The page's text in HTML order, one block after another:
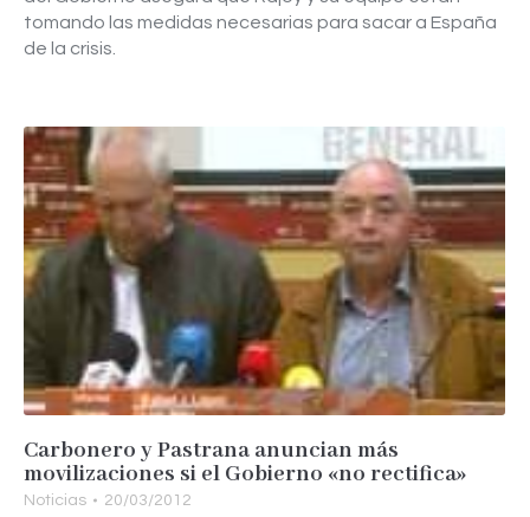
tomando las medidas necesarias para sacar a España
de la crisis.
Carbonero y Pastrana anuncian más
movilizaciones si el Gobierno «no rectifica»
Noticias 20/03/2012